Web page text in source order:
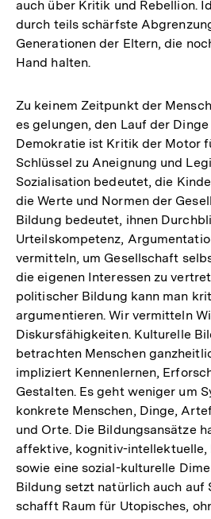
auch über Kritik und Rebellion.
durch teils schärfste
Generationen der Eltern, die
Hand halten.
Zu keinem Zeitpunkt der
es gelungen, den Lauf der
Demokratie ist Kritik der Motor
Schlüssel zu Aneignung und
Sozialisation bedeutet, die
die Werte und Normen der
Bildung bedeutet, ihnen
Urteilskompetenz,
vermitteln, um Gesellschaft
die eigenen Interessen zu
politischer Bildung kann man
argumentieren. Wir vermitteln
Diskursfähigkeiten. Kulturelle
betrachten Menschen
impliziert Kennenlernen,
Gestalten. Es geht weniger um
konkrete Menschen, Dinge,
und Orte. Die Bildungsansätze
affektive, kognitiv-intellektuelle,
sowie eine sozial-kulturelle
Bildung setzt natürlich auch auf
schafft Raum für Utopisches,